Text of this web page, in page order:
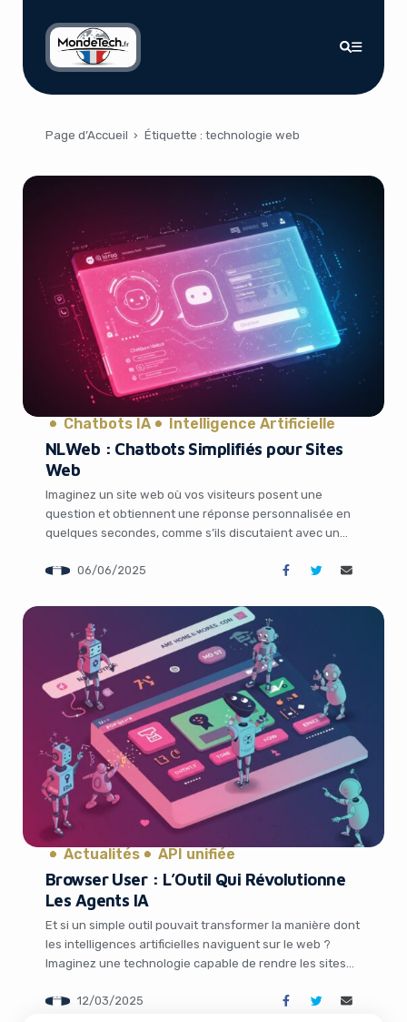
Page d’Accueil › Étiquette : technologie web
Chatbots IA Intelligence Artificielle
NLWeb : Chatbots Simplifiés pour Sites
Web
Imaginez un site web où vos visiteurs posent une
question et obtiennent une réponse personnalisée en
quelques secondes, comme s’ils discutaient avec un
de Microsoft dévoilé lors de l’événement Microsoft Build
le cœur des stratégies de marketing digital, […]
06/06/2025
Actualités API unifiée
Browser User : L’Outil Qui Révolutionne
Les Agents IA
Et si un simple outil pouvait transformer la manière dont
les intelligences artificielles naviguent sur le web ?
Imaginez une technologie capable de rendre les sites
pour nous, humains. C’est exactement ce que propose
12/03/2025
It looks like you're
using an ad-blocker!